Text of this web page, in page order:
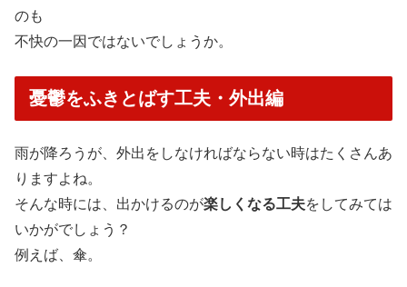
のも
不快の一因ではないでしょうか。
憂鬱をふきとばす工夫・外出編
雨が降ろうが、外出をしなければならない時はたくさんあ
りますよね。
そんな時には、出かけるのが楽しくなる工夫をしてみては
いかがでしょう？
例えば、傘。